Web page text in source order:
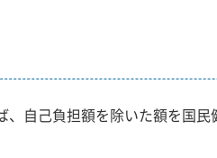
、自己負担額を除いた額を国民